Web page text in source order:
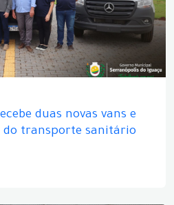
duas novas vans e
do transporte sanitário